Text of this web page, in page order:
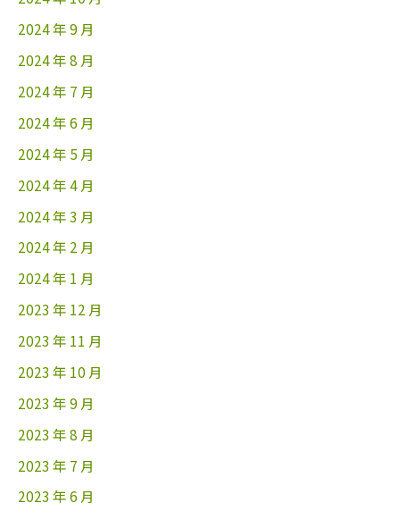
2024 年 9 月
2024 年 8 月
2024 年 7 月
2024 年 6 月
2024 年 5 月
2024 年 4 月
2024 年 3 月
2024 年 2 月
2024 年 1 月
2023 年 12 月
2023 年 11 月
2023 年 10 月
2023 年 9 月
2023 年 8 月
2023 年 7 月
2023 年 6 月